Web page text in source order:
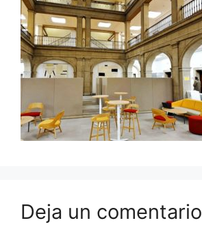
Deja un comentario